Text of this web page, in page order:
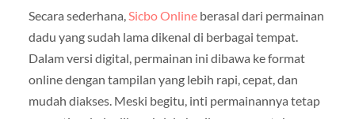
Secara sederhana,Sicbo Onlineberasal dari permainan
dadu yang sudah lama dikenal di berbagai tempat.
Dalam versi digital, permainan ini dibawa ke format
online dengan tampilan yang lebih rapi, cepat, dan
mudah diakses. Meski begitu, inti permainannya tetap